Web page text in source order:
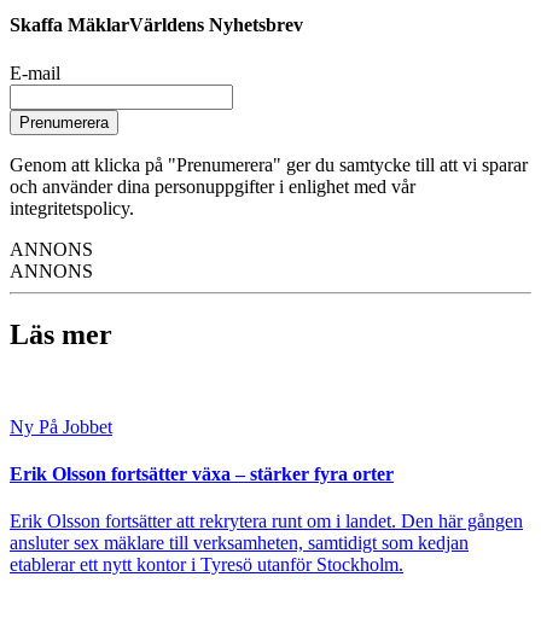
Skaffa MäklarVärldens Nyhetsbrev
E-mail
Prenumerera
Genom att klicka på "Prenumerera" ger du samtycke till att vi sparar
och använder dina personuppgifter i enlighet med vår
integritetspolicy.
ANNONS
ANNONS
Läs mer
Ny På Jobbet
Erik Olsson fortsätter växa – stärker fyra orter
Erik Olsson fortsätter att rekrytera runt om i landet. Den här gången
ansluter sex mäklare till verksamheten, samtidigt som kedjan
etablerar ett nytt kontor i Tyresö utanför Stockholm.